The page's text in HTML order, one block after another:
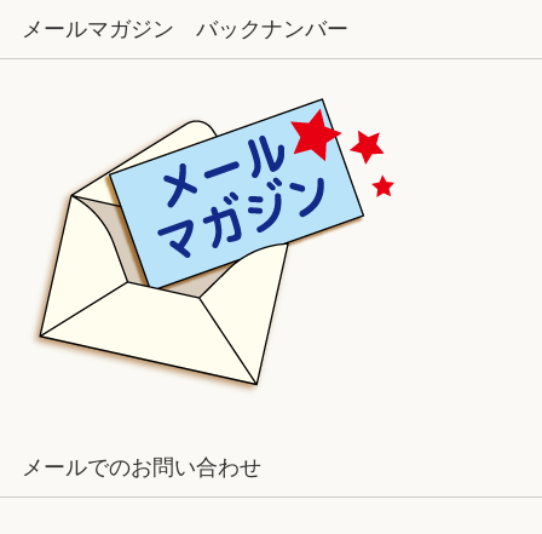
メールマガジン バックナンバー
メールでのお問い合わせ